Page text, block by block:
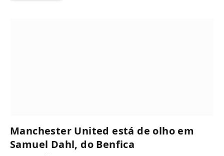
Manchester United está de olho em
Samuel Dahl, do Benfica